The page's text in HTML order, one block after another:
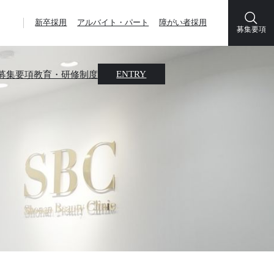
新卒採用 アルバイト・パート 障がい者採用
募集要項
集要項教育・研修制度 ENTRY